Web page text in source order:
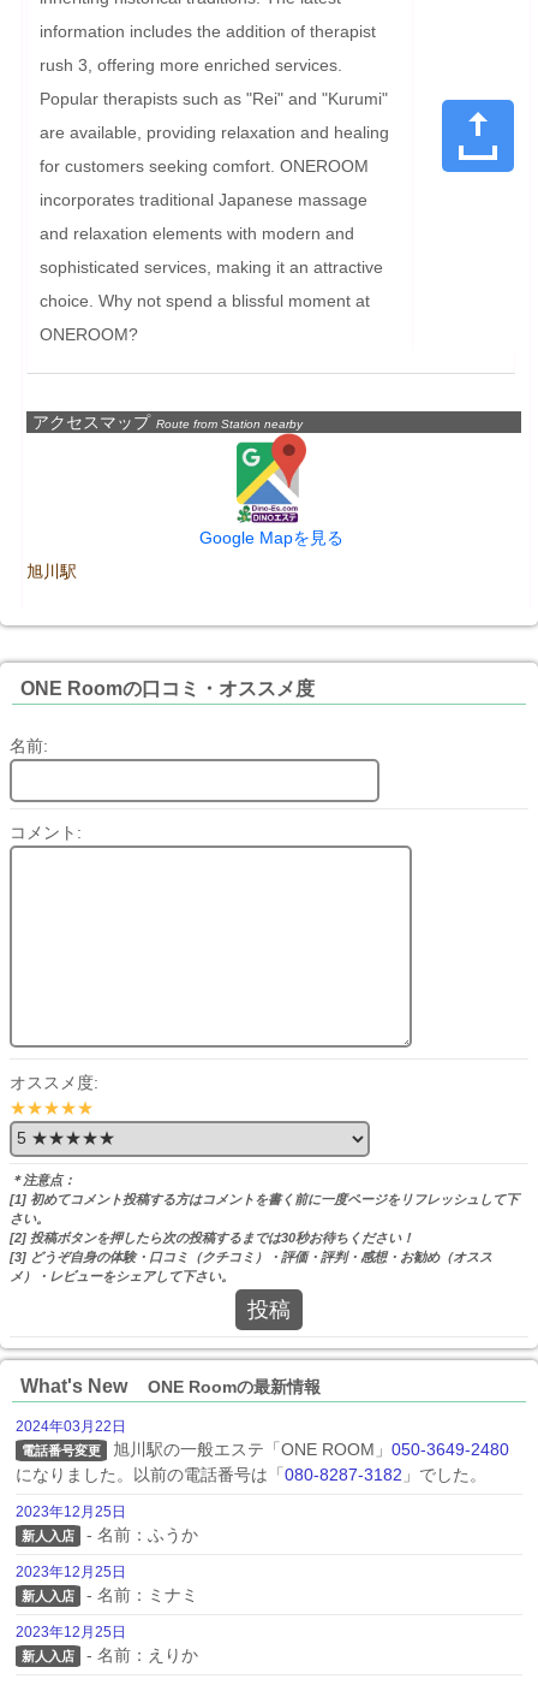
information includes the addition of therapist
rush 3, offering more enriched services.
Popular therapists such as "Rei" and "Kurumi"
are available, providing relaxation and healing
for customers seeking comfort. ONEROOM
incorporates traditional Japanese massage
and relaxation elements with modern and
sophisticated services, making it an attractive
choice. Why not spend a blissful moment at
ONEROOM?
アクセスマップ Route from Station nearby
Google Mapを見る
旭川駅
ONE Roomの口コミ・オススメ度
名前:
コメント:
オススメ度:
★★★★★
＊注意点：
[1] 初めてコメント投稿する方はコメントを書く前に一度ページをリフレッシュして下
さい。
[2] 投稿ボタンを押したら次の投稿するまでは30秒お待ちください！
[3] どうぞ自身の体験・口コミ（クチコミ）・評価・評判・感想・お勧め（オスス
メ）・レビューをシェアして下さい。
投稿
What's New ONE Roomの最新情報
2024年03月22日
電話番号変更 旭川駅の一般エステ「ONE ROOM」 050-3649-2480
になりました。以前の電話番号は「 080-8287-3182 」でした。
2023年12月25日
新人入店 - 名前：ふうか
2023年12月25日
新人入店 - 名前：ミナミ
2023年12月25日
新人入店 - 名前：えりか